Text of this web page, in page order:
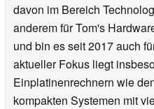
davon im Bereich
anderem für Tom's
und bin es seit 2017 auch
aktueller Fokus liegt
Einplatinenrechnern wie
kompakten Systemen mit